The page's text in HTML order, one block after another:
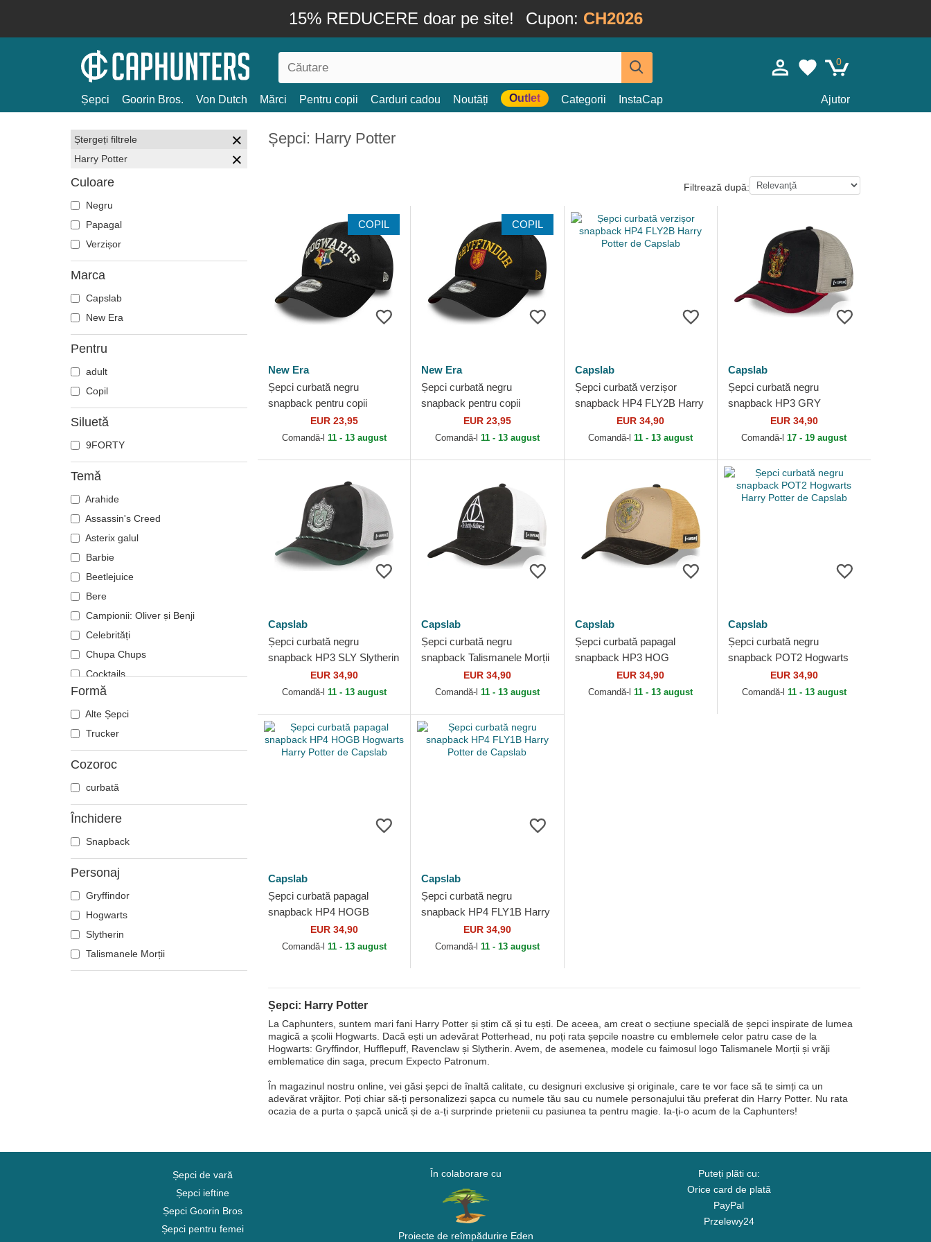
15% REDUCERE doar pe site! Cupon: CH2026
0
Șepci Goorin Bros. Von Dutch Mărci Pentru copii Carduri cadou Noutăți Outlet Categorii InstaCap Ajutor
Ștergeți filtrele
Harry Potter
Culoare
Negru
Papagal
Verzișor
Marca
Capslab
New Era
Pentru
adult
Copil
Siluetă
9FORTY
Temă
Arahide
Assassin's Creed
Asterix galul
Barbie
Beetlejuice
Bere
Campionii: Oliver și Benji
Celebrități
Chupa Chups
Cocktails
DC Comics
Disney
Dragon Ball
Eu, cel rău din cartier
Fast & Furious
Fiare mitice
Înapoi în viitor
Kung Fu Panda
Formă
Alte Șepci
Trucker
Cozoroc
curbată
Închidere
Snapback
Personaj
Gryffindor
Hogwarts
Slytherin
Talismanele Morții
Șepci: Harry Potter
Filtrează după:
COPIL
New Era
Șepci curbată negru
snapback pentru copii
9FORTY Wordmark de
Hogwarts Harry Potter de
EUR 23,95
Comandă-l 11 - 13 august
COPIL
New Era
Șepci curbată negru
snapback pentru copii
9FORTY Wordmark de
Gryffindor Harry Potter de
EUR 23,95
Comandă-l 11 - 13 august
Capslab
Șepci curbată verzișor
snapback HP4 FLY2B Harry
Potter de Capslab
EUR 34,90
Comandă-l11 - 13 august
Capslab
Șepci curbată negru
snapback HP3 GRY
Gryffindor Harry Potter de
Capslab
EUR 34,90
Comandă-l17 - 19 august
Capslab
Șepci curbată negru
snapback HP3 SLY Slytherin
Harry Potter de Capslab
EUR 34,90
Comandă-l 11 - 13 august
Capslab
Șepci curbată negru
snapback Talismanele Morții
Harry Potter de Capslab
EUR 34,90
Comandă-l 11 - 13 august
Capslab
Șepci curbată papagal
snapback HP3 HOG
Hogwarts Harry Potter de
Capslab
EUR 34,90
Comandă-l11 - 13 august
Capslab
Șepci curbată negru
snapback POT2 Hogwarts
Harry Potter de Capslab
EUR 34,90
Comandă-l 11 - 13 august
Capslab
Șepci curbată papagal
snapback HP4 HOGB
Hogwarts Harry Potter de
Capslab
EUR 34,90
Comandă-l 11 - 13 august
Capslab
Șepci curbată negru
snapback HP4 FLY1B Harry
Potter de Capslab
EUR 34,90
Comandă-l 11 - 13 august
Șepci: Harry Potter
La Caphunters, suntem mari fani Harry Potter și știm că și tu ești. De aceea, am creat o secțiune specială de șepci inspirate de lumea
magică a școlii Hogwarts. Dacă ești un adevărat Potterhead, nu poți rata șepcile noastre cu emblemele celor patru case de la
Hogwarts: Gryffindor, Hufflepuff, Ravenclaw și Slytherin. Avem, de asemenea, modele cu faimosul logo Talismanele Morții și vrăji
emblematice din saga, precum Expecto Patronum.
În magazinul nostru online, vei găsi șepci de înaltă calitate, cu designuri exclusive și originale, care te vor face să te simți ca un
adevărat vrăjitor. Poți chiar să-ți personalizezi șapca cu numele tău sau cu numele personajului tău preferat din Harry Potter. Nu rata
ocazia de a purta o șapcă unică și de a-ți surprinde prietenii cu pasiunea ta pentru magie. Ia-ți-o acum de la Caphunters!
Șepci de vară
Șepci ieftine
Șepci Goorin Bros
Șepci pentru femei
În colaborare cu
Proiecte de reîmpădurire Eden
Puteți plăti cu:
Orice card de plată
PayPal
Przelewy24